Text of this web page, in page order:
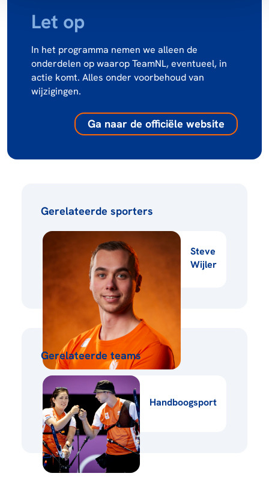
Let op
In het programma nemen we alleen de
onderdelen op waarop TeamNL, eventueel, in
actie komt. Alles onder voorbehoud van
wijzigingen.
Ga naar de officiële website
Gerelateerde sporters
Steve
Wijler
Gerelateerde teams
Handboogsport